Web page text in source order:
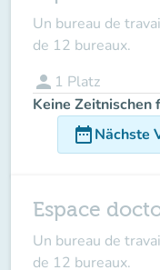
Un bureau de
de 12 bureaux.
person 1 Platz
Keine
date_rangeNächste
Espace
Un bureau de
de 12 bureaux.